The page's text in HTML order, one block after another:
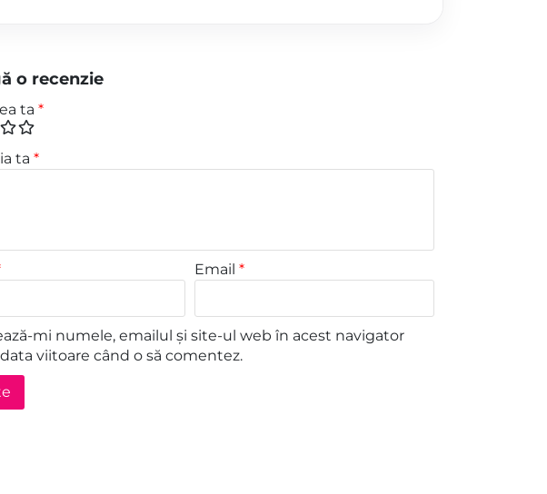
o recenzie
ta *
ta *
Email*
mi numele, emailul și site-ul web în acest navigator
viitoare când o să comentez.